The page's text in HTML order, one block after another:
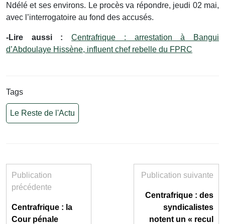
Ndélé et ses environs. Le procès va répondre, jeudi 02 mai,
avec l’interrogatoire au fond des accusés.
-Lire aussi :
Centrafrique : arrestation à Bangui
d’Abdoulaye Hissène, influent chef rebelle du FPRC
Tags
Le Reste de l'Actu
Publication
précédente
Centrafrique : la
Cour pénale
Publication suivante
Centrafrique : des
syndicalistes
notent un « recul